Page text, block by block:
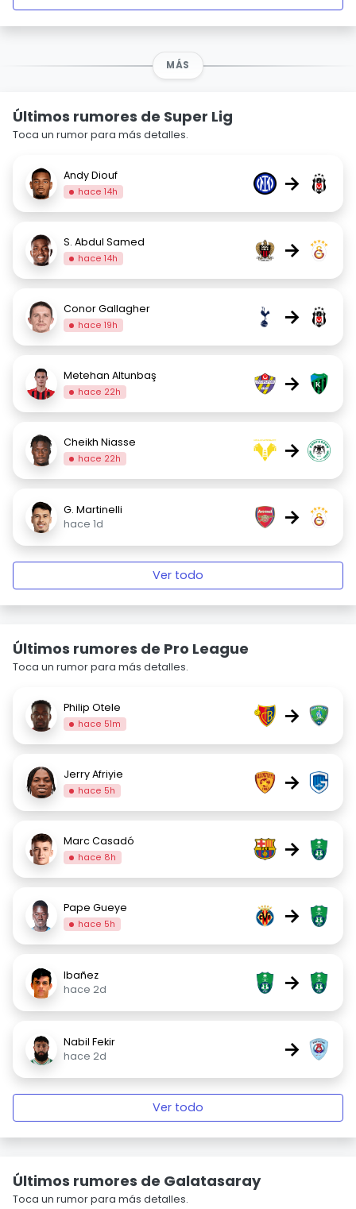
MÁS
Últimos rumores de Super Lig
Toca un rumor para más detalles.
Andy Diouf
hace 14h →
S. Abdul Samed
hace 14h →
Conor Gallagher
hace 19h →
Metehan Altunbaş
hace 22h →
Cheikh Niasse
hace 22h →
G. Martinelli
hace 1d
→
Ver todo
Últimos rumores de Pro League
Toca un rumor para más detalles.
Philip Otele
hace 51m →
Jerry Afriyie
hace 5h →
Marc Casadó
hace 8h →
Pape Gueye
hace 5h →
Ibañez
hace 2d
→
Nabil Fekir
hace 2d
→
Ver todo
Últimos rumores de Galatasaray
Toca un rumor para más detalles.